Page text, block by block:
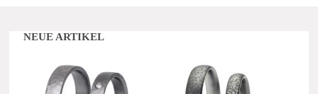
NEUE ARTIKEL